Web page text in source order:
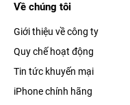
Về chúng tôi
Giới thiệu về công ty
Quy chế hoạt động
Tin tức khuyến mại
iPhone chính hãng